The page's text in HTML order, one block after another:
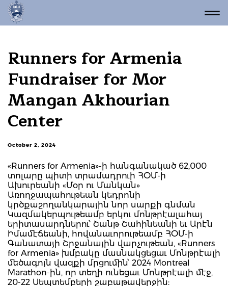
Runners for Armenia
Fundraiser for Mor
Mangan Akhourian
Center
October 2, 2024
«Runners for Armenia»-ի հանգանակած 62,000
տոլարը պիտի տրամադրուի ՀՕՄ-ի
Ախուրեանի «Մօր ու Մանկան»
Առողջապահութեան կեդրոնի
կրծքաշողանկարային նոր սարքի գնման
Կազմակերպութեամբ երկու մոնթրէալահայ
երիտասարդներու՝ Շանթ Շահինեանի եւ Արէն
Իմամէճեանի, հովանաւորութեամբ ՀՕՄ-ի
Գանատայի Շրջանային վարչութեան, «Runners
for Armenia» խմբակը մասնակցեցաւ Մոնթրէալի
մեծագոյն վազքի մրցումին՝ 2024 Montreal
Marathon-ին, որ տեղի ունեցաւ Մոնթրէալի մէջ,
20-22 Սեպտեմբերի շաբաթավերջին: